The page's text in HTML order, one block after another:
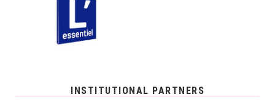
INSTITUTIONAL PARTNERS